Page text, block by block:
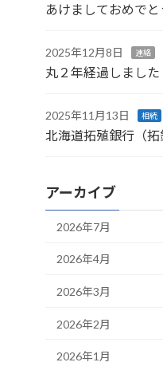
あけましておめでと
2025年12月8日 連絡
丸２年経過しました
2025年11月13日 相続
北海道拓殖銀行（
アーカイブ
2026年7月
2026年4月
2026年3月
2026年2月
2026年1月